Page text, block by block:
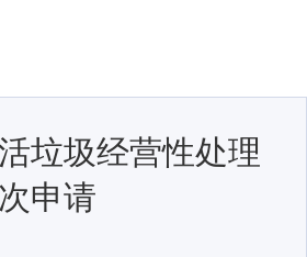
垃圾经营性处理
申请